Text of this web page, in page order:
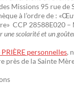
Missions 95 rue de
à l’ordre de :
CCP 28588E020 –
une scolarité et un
personnelles,
près de la Sainte